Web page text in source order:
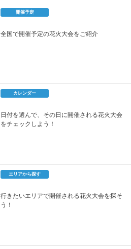
開催予定
全国で開催予定の花火大会をご紹介
カレンダー
日付を選んで、その日に開催される花火大会
をチェックしよう！
エリアから探す
行きたいエリアで開催される花火大会を探そ
う！